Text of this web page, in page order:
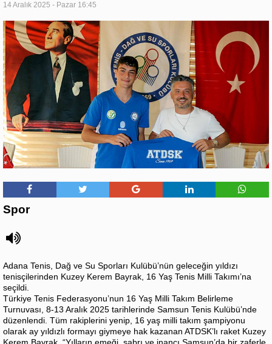
14 Aralık 2025 - Pazar 16:45
Spor
Adana Tenis, Dağ ve Su Sporları Kulübü’nün geleceğin yıldızı
tenisçilerinden Kuzey Kerem Bayrak, 16 Yaş Tenis Milli Takımı’na
seçildi.
Türkiye Tenis Federasyonu’nun 16 Yaş Milli Takım Belirleme
Turnuvası, 8-13 Aralık 2025 tarihlerinde Samsun Tenis Kulübü’nde
düzenlendi. Tüm rakiplerini yenip, 16 yaş milli takım şampiyonu
olarak ay yıldızlı formayı giymeye hak kazanan ATDSK’lı raket Kuzey